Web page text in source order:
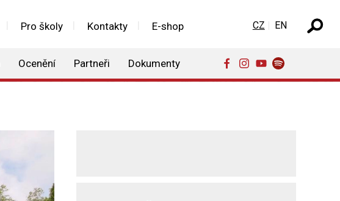
Pro školy Kontakty E-shop
Ocenění Partneři Dokumenty
Zvolte jazyk
CZ EN